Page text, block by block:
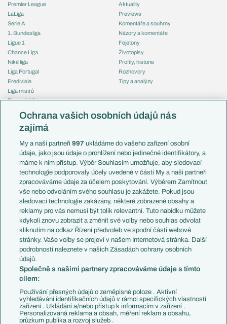
Premier League
LaLiga
Serie A
1. Bundesliga
Ligue 1
Chance Liga
Niké liga
Liga Portugal
Eredivisie
Liga mistrů
Evropská liga
Mistrovství světa
Liga národů
Témata
Představení týmů MS
EuroSkauting
PL v kostce
Evropské koeficienty
Přestupy
Přestupové spekulace
Zranění
Kluby
Arsenal FC
Chelsea FC
Manchester United
AC Milán
Juventus FC
Bayern Mnichov
FC Barcelona
Real Madrid
Aktuality
Previews
Komentáře a souhrny
Názory a komentáře
Fejetony
Životopisy
Profily, historie
Rozhovory
Tipy a analýzy
Česko
Francie
Itálie
Německo
Španělsko
Argentina
Brazílie
Přestupy
Zápasy
Livescore
Tipovací soutěž
Ochrana vašich osobních údajů nás
zajímá
My a naši partneři997 ukládáme do vašeho zařízení osobní
údaje, jako jsou údaje o prohlížení nebo jedinečné identifikátory, a
máme k nim přístup. Výběr Souhlasím umožňuje, aby sledovací
technologie podporovaly účely uvedené v části My a naši partneři
zpracováváme údaje za účelem poskytování. Výběrem Zamítnout
vše nebo odvoláním svého souhlasu je zakážete. Pokud jsou
sledovací technologie zakázány, některé zobrazené obsahy a
reklamy pro vás nemusí být tolik relevantní. Tuto nabídku můžete
kdykoli znovu zobrazit a změnit své volby nebo souhlas odvolat
kliknutím na odkaz Řízení předvoleb ve spodní části webové
stránky. Vaše volby se projeví v našem Internetová stránka. Další
podrobnosti naleznete v našich Zásadách ochrany osobních
údajů.
Společně s našimi partnery zpracováváme údaje s tímto
cílem:
Používání přesných údajů o zeměpisné poloze . Aktivní
vyhledávání identifikačních údajů v rámci specifických vlastností
zařízení . Ukládání a/nebo přístup k informacím v zařízení .
Personalizovaná reklama a obsah, měření reklam a obsahu,
průzkum publika a rozvoj služeb .